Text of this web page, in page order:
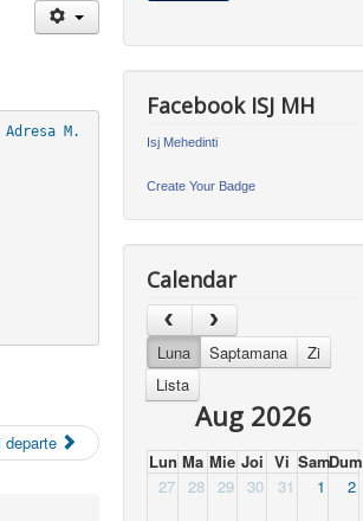
M.
departe
Facebook ISJ MH
Isj Mehedinti
Create Your Badge
Calendar
Luna Saptamana
Zi
Lista
Aug 2026
Lun Ma Mie Joi Vi SamDum
27
28 29 30 31 1 2